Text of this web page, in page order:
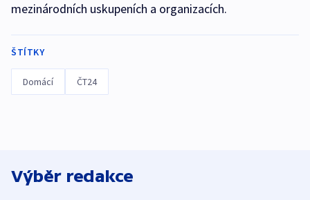
mezinárodních uskupeních a organizacích.
ŠTÍTKY
Domácí ČT24
Výběr redakce